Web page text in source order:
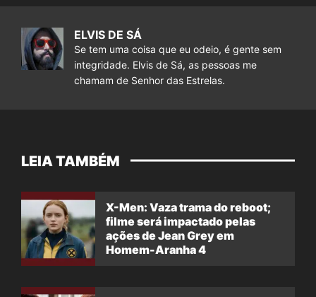
ELVIS DE SÁ
Se tem uma coisa que eu odeio, é gente sem
integridade. Elvis de Sá, as pessoas me
chamam de Senhor das Estrelas.
LEIA TAMBÉM
X-Men: Vaza trama do reboot;
filme será impactado pelas
ações de Jean Grey em
Homem-Aranha 4